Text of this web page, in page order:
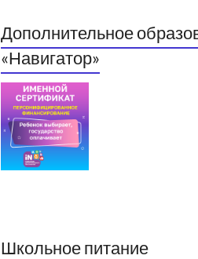
Дополнительное
«Навигатор»
Школьное питание